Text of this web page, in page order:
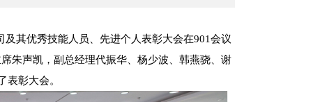
其优秀技能人员、先进个人表彰大会在901会议
朱声凯，副总经理代振华、杨少波、韩燕骁、谢
表彰大会。